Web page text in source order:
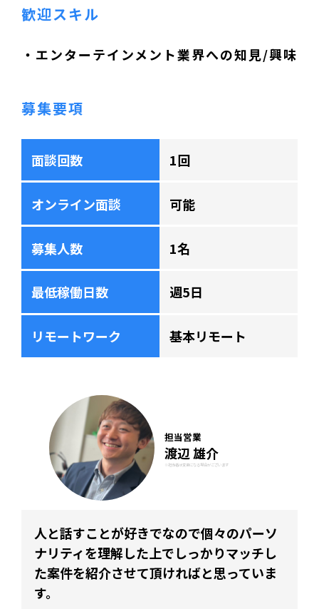
歓迎スキル
・エンターテインメント業界への知見/興味
募集要項
面談回数 1回
オンライン面談 可能
募集人数 1名
最低稼働日数 週5日
リモートワーク 基本リモート
担当営業
渡辺 雄介
※担当者は変更になる場合がございます
人と話すことが好きでなので個々のパーソ
ナリティを理解した上でしっかりマッチし
た案件を紹介させて頂ければと思っていま
す。